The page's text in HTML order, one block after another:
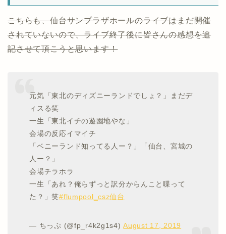
こちらも、仙台サンプラザホールのライブはまだ開催
されていないので、ライブ終了後に皆さんの感想を追
記させて頂こうと思います！
元気「東北のディズニーランドでしょ？」まだデ
ィスる笑
一生「東北イチの遊園地やな」
会場の反応イマイチ
「ベニーランド知ってる人ー？」「仙台、宮城の
人ー？」
会場チラホラ
一生「あれ？俺らずっと訳分からんこと喋って
た？」笑#flumpool_csz仙台
— ちっぷ (@fp_r4k2g1s4)August 17, 2019